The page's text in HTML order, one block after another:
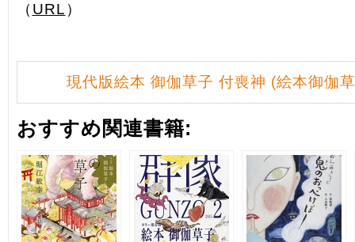
（ URL ）
現代版絵本 御伽草子 付喪神 (絵本御伽
おすすめ関連書籍: